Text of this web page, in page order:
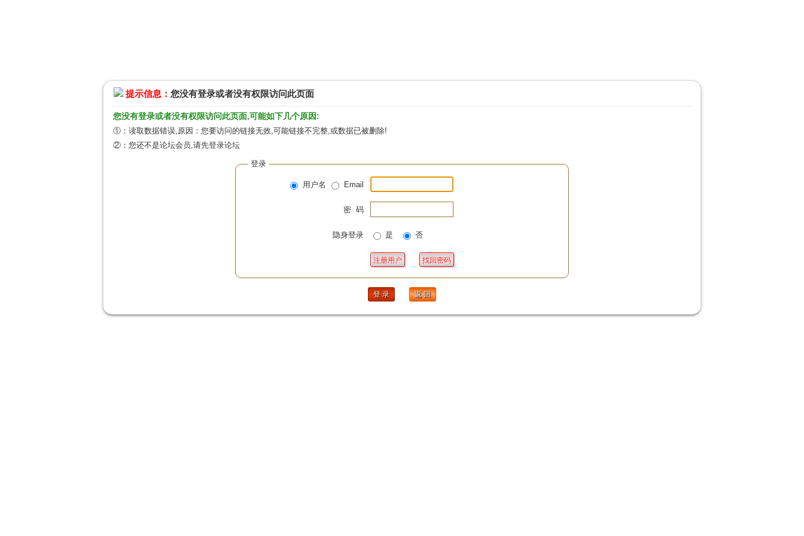
提示信息： 您没有登录或者没有权限访问此页面
您没有登录或者没有权限访问此页面,可能如下几个原因:
①：读取数据错误,原因：您要访问的链接无效,可能链接不完整,或数据已被删除!
②：您还不是论坛会员,请先登录论坛
登录
用户名 Email
密 码
隐身登录 是 否